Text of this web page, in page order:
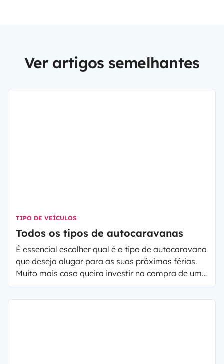
Ver artigos semelhantes
TIPO DE VEÍCULOS
Todos os tipos de autocaravanas
É essencial escolher qual é o tipo de autocaravana
que deseja alugar para as suas próximas férias.
Muito mais caso queira investir na compra de uma
autocaravana.